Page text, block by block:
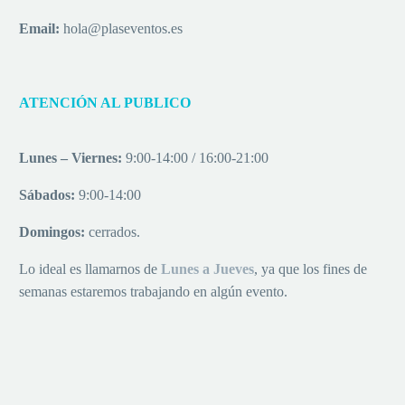
Email: hola@plaseventos.es
ATENCIÓN AL PUBLICO
Lunes – Viernes: 9:00-14:00 / 16:00-21:00
Sábados: 9:00-14:00
Domingos: cerrados.
Lo ideal es llamarnos de Lunes a Jueves, ya que los fines de
semanas estaremos trabajando en algún evento.